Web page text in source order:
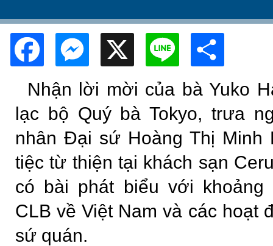
FacebookMessenger
X Line
Nhận lời mời của bà Yuko
lạc bộ Quý bà Tokyo, trưa
nhân Đại sứ Hoàng Thị Minh
tiệc từ thiện tại khách sạn
có bài phát biểu với khoảng
CLB về Việt Nam và các hoạt
sứ quán.